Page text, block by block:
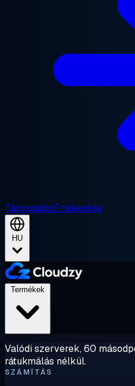
TámogatásÉrtékesítés
HU
Valódi szerverek, 60
rátukmálás nélkül.
SZÁMÍTÁS